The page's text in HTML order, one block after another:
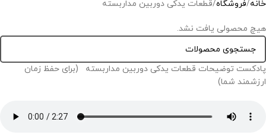
خانه فروشگاه قطعات یدکی دوربین مداربسته
هیچ محصولی یافت نشد.
پادکست توضیحات قطعات یدکی دوربین مداربسته (برای حفظ زمان
ارزشمند شما)